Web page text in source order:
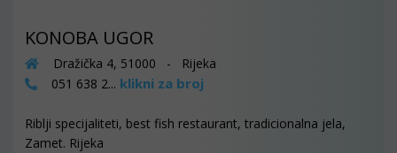
KONOBA UGOR
Dražička 4, 51000 - Rijeka
051 638 2... klikni za broj
Riblji specijaliteti, best fish restaurant, tradicionalna jela,
Zamet. Rijeka